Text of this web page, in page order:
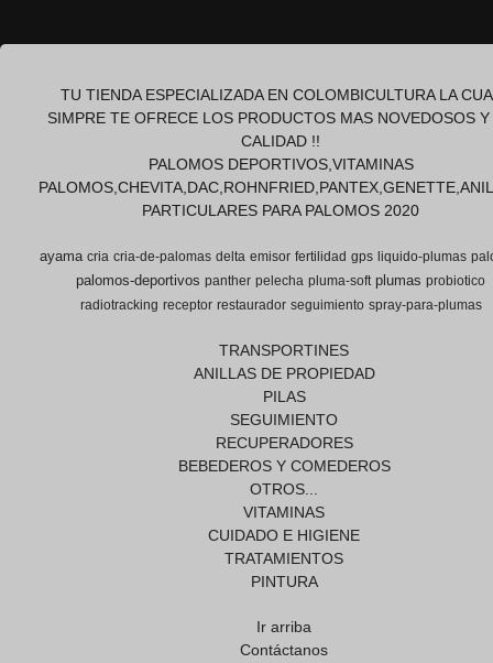
TU TIENDA ESPECIALIZADA EN COLOMBICULTURA LA
SIMPRE TE OFRECE LOS PRODUCTOS MAS NOVEDOSOS Y
CALIDAD !!
PALOMOS DEPORTIVOS,VITAMINAS
PARTICULARES PARA PALOMOS 2020
ayama cria cria-de-palomas delta emisor fertilidad gps liquido-plumas
palomos-deportivos panther pelecha pluma-soft plumas probiotico
radiotracking receptor restaurador seguimiento spray-para-plumas
TRANSPORTINES
ANILLAS DE PROPIEDAD
PILAS
SEGUIMIENTO
RECUPERADORES
BEBEDEROS Y COMEDEROS
OTROS...
VITAMINAS
CUIDADO E HIGIENE
TRATAMIENTOS
PINTURA
Ir arriba
Contáctanos